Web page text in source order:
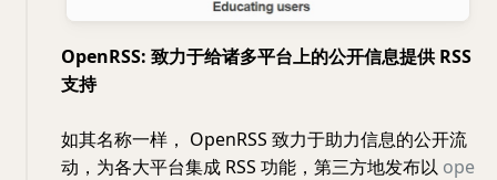
OpenRSS: 致力于给诸多平台上的公开信息提供 RSS
支持
如其名称一样， OpenRSS 致力于助力信息的公开流
动，为各大平台集成 RSS 功能，第三方地发布以 ope